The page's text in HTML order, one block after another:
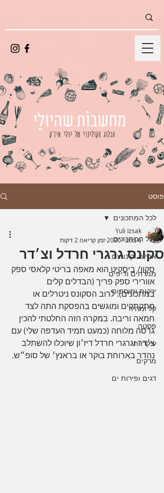
פוסט
לכל המתכונים
אפייה וקינוחים
ממרחים ודיפים
ירקות ותוספות
קל ומהיר
פסטה
עיקריות
מרקים
דגים ופירות ים
לכל המתכונים
סקונס גרגרי חרדל וצ׳דר
Yuli Izsak
6 בנוב׳ 2020
זמן קריאה 2 דקות
סקון/ ביסקיט הוא מאפה בריטי קלאסי ספק
אוורירי ספק פריך (הבדלים קלים
במתכונים). לרוב הסקונס ניטרלים או
מתקתקים ומוגשים בהפסקת התה לצד
חמאה וריבה. במקרה הזה החלטתי להכין
גרסה מלוחה (כמעט תמיד העדפה שלי) עם
צ׳דר וגרגרי חרדל דיז׳ון שיוכלו להשתלב
נהדר בארוחת בוקר או בראנץ׳ של סופ״ש.